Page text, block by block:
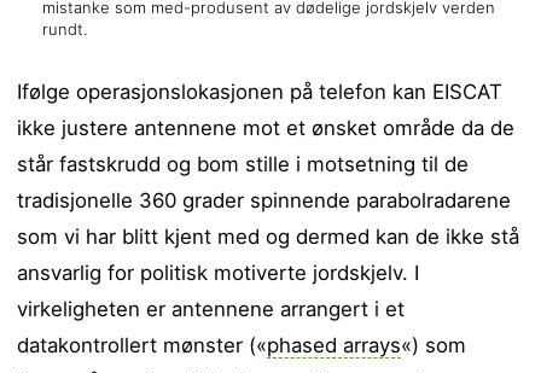
mistanke som med-produsent av dødelige jordskjelv verden
rundt.
Ifølge operasjonslokasjonen på telefon kan EISCAT
ikke justere antennene mot et ønsket område da de
står fastskrudd og bom stille i motsetning til de
tradisjonelle 360 grader spinnende parabolradarene
som vi har blitt kjent med og dermed kan de ikke stå
ansvarlig for politisk motiverte jordskjelv. I
virkeligheten er antennene arrangert i et
datakontrollert mønster («phased arrays«) som